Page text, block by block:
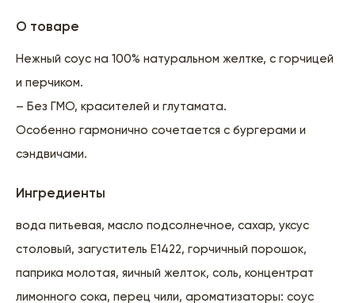
О товаре
Нежный соус на 100% натуральном желтке, с горчицей
и перчиком.
– Без ГМО, красителей и глутамата.
Особенно гармонично сочетается с бургерами и
сэндвичами.
Ингредиенты
вода питьевая, масло подсолнечное, сахар, уксус
столовый, загуститель Е1422, горчичный порошок,
паприка молотая, яичный желток, соль, концентрат
лимонного сока, перец чили, ароматизаторы: соус